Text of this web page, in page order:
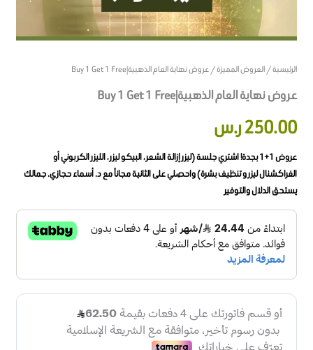
الرئيسية/العروض المميزة/ عروض نهاية العام الذهبية|Buy 1 Get 1 Free
عروض نهاية العام الذهبية|Buy 1 Get 1 Free
250.00ر.س
عروض 1+1 بجدة! اشتري جلسة (ليزر إزالة الشعر ، البيكو ليزر ، الليزر الكربوني أو
الفراكشنال ليزر و تنظيف بشرة) واحصلي على الثانية مجاناً مع د. أسماء حجازي. جمالك
يستحق الدلال والتوفير